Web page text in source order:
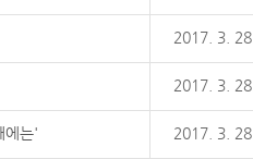
2017. 3. 28.
2017. 3. 28.
에는' 2017. 3. 28.